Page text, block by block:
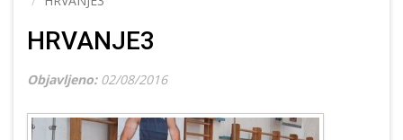
HRVANJE3
Objavljeno: 02/08/2016